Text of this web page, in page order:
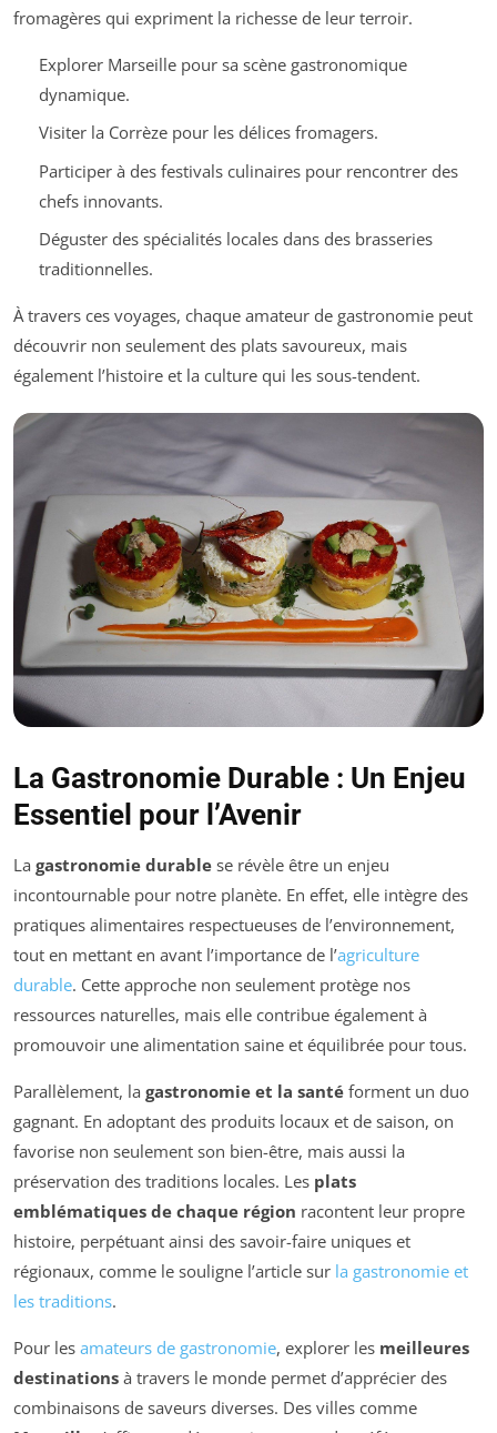
fromagères qui expriment la richesse de leur terroir.
Explorer Marseille pour sa scène gastronomique
dynamique.
Visiter la Corrèze pour les délices fromagers.
Participer à des festivals culinaires pour rencontrer des
chefs innovants.
Déguster des spécialités locales dans des brasseries
traditionnelles.
À travers ces voyages, chaque amateur de gastronomie peut
découvrir non seulement des plats savoureux, mais
également l’histoire et la culture qui les sous-tendent.
La Gastronomie Durable : Un Enjeu
Essentiel pour l’Avenir
La gastronomie durable se révèle être un enjeu
incontournable pour notre planète. En effet, elle intègre des
pratiques alimentaires respectueuses de l’environnement,
tout en mettant en avant l’importance de l’agriculture
durable. Cette approche non seulement protège nos
ressources naturelles, mais elle contribue également à
promouvoir une alimentation saine et équilibrée pour tous.
Parallèlement, la gastronomie et la santé forment un duo
gagnant. En adoptant des produits locaux et de saison, on
favorise non seulement son bien-être, mais aussi la
préservation des traditions locales. Les plats
emblématiques de chaque région racontent leur propre
histoire, perpétuant ainsi des savoir-faire uniques et
régionaux, comme le souligne l’article sur la gastronomie et
les traditions.
Pour les amateurs de gastronomie, explorer les meilleures
destinations à travers le monde permet d’apprécier des
combinaisons de saveurs diverses. Des villes comme